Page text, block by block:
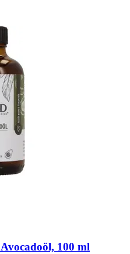
Avocadoöl, 100 ml